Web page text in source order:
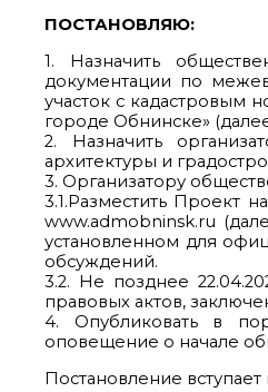
ПОСТАНОВЛЯЮ:
1. Назначить
документации по
участок с кадастровым
городе Обнинске» (далее
2. Назначить
архитектуры и
3. Организатору
3.1.Разместить Проект
www.admobninsk.ru
установленном для
обсуждений.
3.2. Не позднее
правовых актов,
4. Опубликовать в
оповещение о начале
Постановление